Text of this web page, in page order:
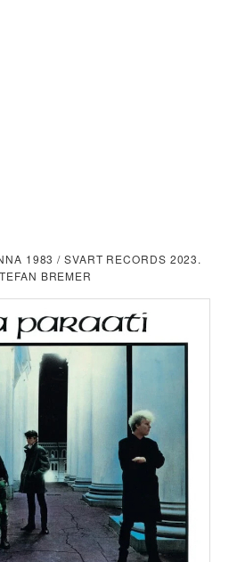
1983 / SVART RECORDS 2023.
BREMER